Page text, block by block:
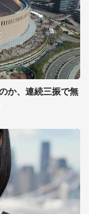
か、連続三振で無